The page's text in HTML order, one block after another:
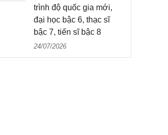
trình độ quốc gia mới,
đại học bậc 6, thạc sĩ
bậc 7, tiến sĩ bậc 8
24/07/2026